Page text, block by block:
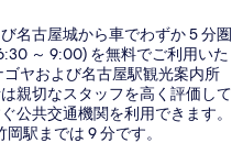
名古屋城から車でわずか 5 分圏
～ 9:00) を無料でご利用いた
ヤおよび名古屋駅観光案内所
親切なスタッフを高く評価して
公共交通機関を利用できます。
駅までは 9 分です。